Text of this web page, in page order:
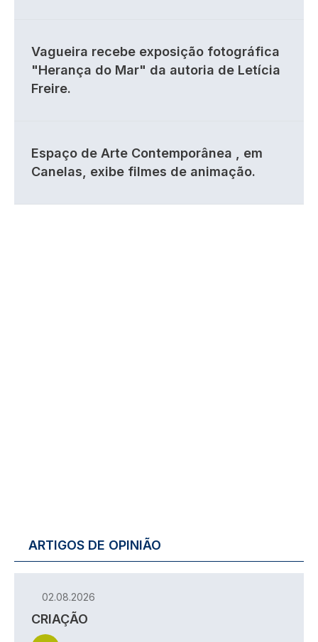
Vagueira recebe exposição fotográfica
"Herança do Mar" da autoria de Letícia
Freire.
Espaço de Arte Contemporânea , em
Canelas, exibe filmes de animação.
ARTIGOS DE OPINIÃO
02.08.2026
CRIAÇÃO